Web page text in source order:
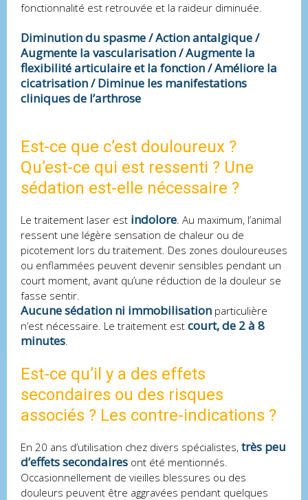
fonctionnalité est retrouvée et la raideur diminuée.
Diminution du spasme / Action antalgique /
Augmente la vascularisation / Augmente la
flexibilité articulaire et la fonction / Améliore la
cicatrisation / Diminue les manifestations
cliniques de l’arthrose
Est-ce que c’est douloureux ?
Qu’est-ce qui est ressenti ? Une
sédation est-elle nécessaire ?
Le traitement laser est indolore. Au maximum, l’animal
ressent une légère sensation de chaleur ou de
picotement lors du traitement. Des zones douloureuses
ou enflammées peuvent devenir sensibles pendant un
court moment, avant qu’une réduction de la douleur se
fasse sentir.
Aucune sédation ni immobilisation particulière
n’est nécessaire. Le traitement est court, de 2 à 8
minutes.
Est-ce qu’il y a des effets
secondaires ou des risques
associés ? Les contre-indications ?
En 20 ans d’utilisation chez divers spécialistes, très peu
d’effets secondaires ont été mentionnés.
Occasionnellement de vieilles blessures ou des
douleurs peuvent être aggravées pendant quelques